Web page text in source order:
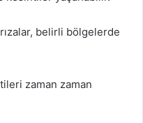
belirli bölgelerde
zaman zaman